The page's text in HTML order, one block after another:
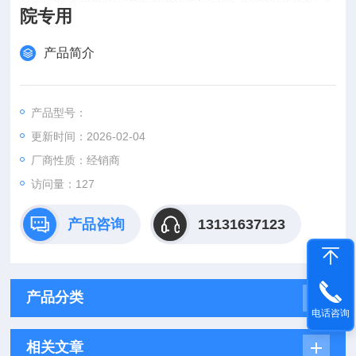
院专用
产品简介
产品型号：
更新时间：2026-02-04
厂商性质：经销商
访问量：127
产品咨询 13131637123
产品分类
相关文章
电话咨询